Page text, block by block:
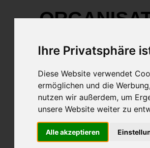
Ihre Privatsphäre
Diese Website verwendet
ermöglichen und die
nutzen wir außerdem, um
unsere Website weiter zu
Alle akzeptieren